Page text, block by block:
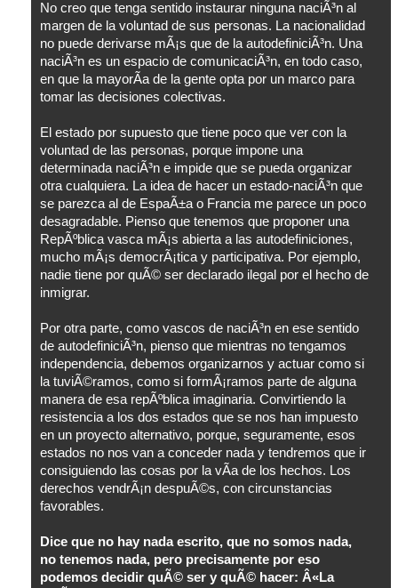
No creo que tenga sentido instaurar ninguna naciÃ³n al
margen de la voluntad de sus personas. La nacionalidad
no puede derivarse mÃ¡s que de la autodefiniciÃ³n. Una
naciÃ³n es un espacio de comunicaciÃ³n, en todo caso,
en que la mayorÃ­a de la gente opta por un marco para
tomar las decisiones colectivas.
El estado por supuesto que tiene poco que ver con la
voluntad de las personas, porque impone una
determinada naciÃ³n e impide que se pueda organizar
otra cualquiera. La idea de hacer un estado-naciÃ³n que
se parezca al de EspaÃ±a o Francia me parece un poco
desagradable. Pienso que tenemos que proponer una
RepÃºblica vasca mÃ¡s abierta a las autodefiniciones,
mucho mÃ¡s democrÃ¡tica y participativa. Por ejemplo,
nadie tiene por quÃ© ser declarado ilegal por el hecho de
inmigrar.
Por otra parte, como vascos de naciÃ³n en ese sentido
de autodefiniciÃ³n, pienso que mientras no tengamos
independencia, debemos organizarnos y actuar como si
la tuviÃ©ramos, como si formÃ¡ramos parte de alguna
manera de esa repÃºblica imaginaria. Convirtiendo la
resistencia a los dos estados que se nos han impuesto
en un proyecto alternativo, porque, seguramente, esos
estados no nos van a conceder nada y tendremos que ir
consiguiendo las cosas por la vÃ­a de los hechos. Los
derechos vendrÃ¡n despuÃ©s, con circunstancias
favorables.
Dice que no hay nada escrito, que no somos nada,
no tenemos nada, pero precisamente por eso
podemos decidir quÃ© ser y quÃ© hacer: Â«La